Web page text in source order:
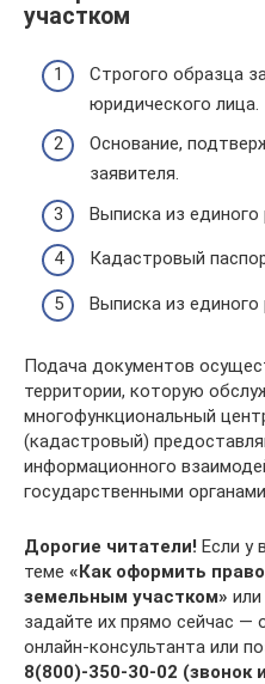
участком
Строгого образца
юридического лица.
Основание,
заявителя.
Выписка из единого
Кадастровый
Выписка из единого
Подача документов
территории, которую
многофункциональный
(кадастровый)
информационного
государственными
Дорогие читатели! Если у
теме «Как оформить
земельным участком»
задайте их прямо сейчас
онлайн-консультанта или
8(800)-350-30-02 (звонок